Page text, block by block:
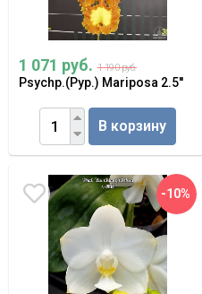
1 071 руб. 1 190 руб.
Psychp.(Pyp.) Mariposa 2.5''
В корзину
-10%